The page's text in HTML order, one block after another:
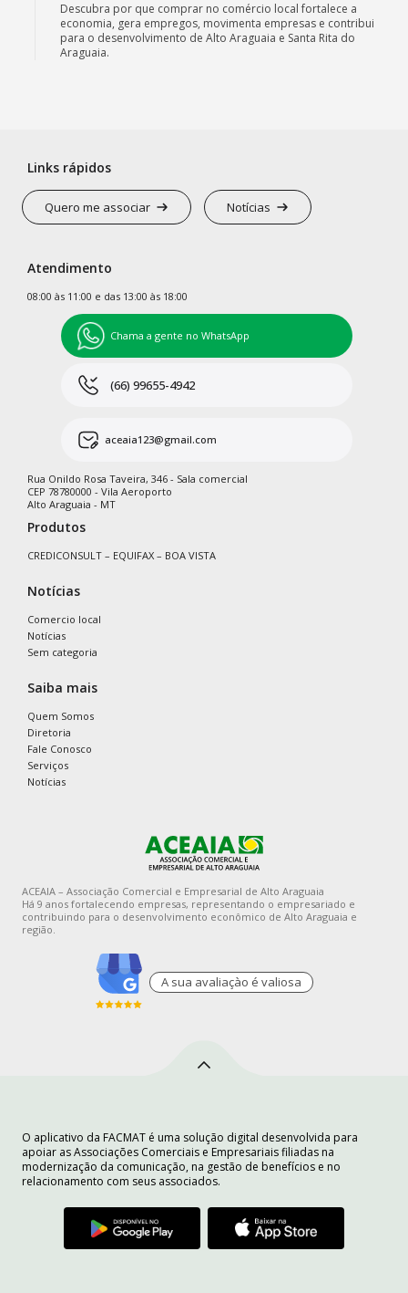
Descubra por que comprar no comércio local fortalece a
economia, gera empregos, movimenta empresas e contribui
para o desenvolvimento de Alto Araguaia e Santa Rita do
Araguaia.
Links rápidos
Quero me associar Notícias
Atendimento
08:00 às 11:00 e das 13:00 às 18:00
Chama a gente no WhatsApp
(66) 99655-4942
aceaia123@gmail.com
Rua Onildo Rosa Taveira, 346 - Sala comercial
CEP 78780000 - Vila Aeroporto
Alto Araguaia - MT
Produtos
CREDICONSULT – EQUIFAX – BOA VISTA
Notícias
Comercio local
Notícias
Sem categoria
Saiba mais
Quem Somos
Diretoria
Fale Conosco
Serviços
Notícias
ACEAIA – Associação Comercial e Empresarial de Alto Araguaia
Há 9 anos fortalecendo empresas, representando o empresariado e
contribuindo para o desenvolvimento econômico de Alto Araguaia e
região.
A sua avaliaçào é valiosa
O aplicativo da FACMAT é uma solução digital desenvolvida para
apoiar as Associações Comerciais e Empresariais filiadas na
modernização da comunicação, na gestão de benefícios e no
relacionamento com seus associados.